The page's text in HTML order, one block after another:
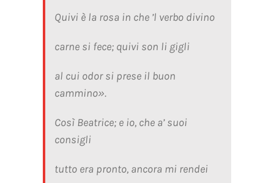
Quivi è la rosa in che ’l verbo divino
carne si fece; quivi son li gigli
al cui odor si prese il buon
cammino».
Così Beatrice; e io, che a’ suoi
consigli
tutto era pronto, ancora mi rendei